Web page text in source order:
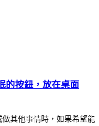
的按鈕，放在桌面
其他事情時，如果希望能